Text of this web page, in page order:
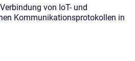
von IoT- und
Kommunikationsprotokollen in